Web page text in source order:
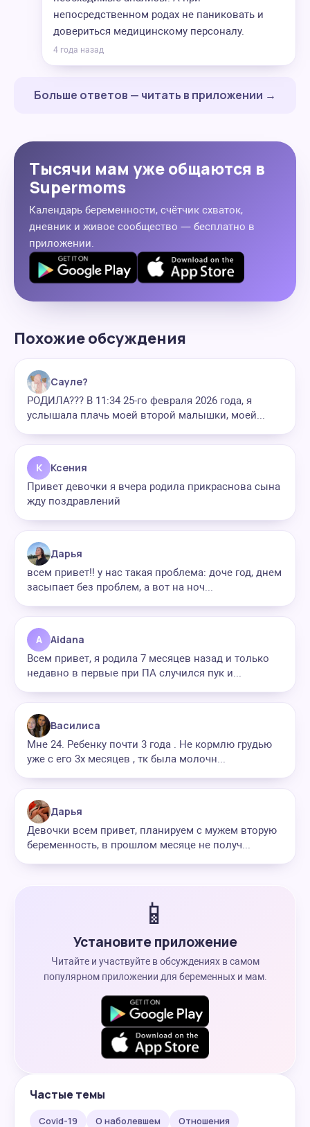
непосредственном родах не паниковать и
довериться медицинскому персоналу.
4 года назад
Больше ответов — читать в приложении →
Тысячи мам уже общаются в
Supermoms
Календарь беременности, счётчик схваток,
дневник и живое сообщество — бесплатно в
приложении.
Похожие обсуждения
Сауле?
РОДИЛА??? В 11:34 25-го февраля 2026 года, я
услышала плачь моей второй малышки, моей...
К Ксения
Привет девочки я вчера родила прикраснова сына
жду поздравлений
Дарья
всем привет!! у нас такая проблема: доче год, днем
засыпает без проблем, а вот на ноч...
A Aidana
Всем привет, я родила 7 месяцев назад и только
недавно в первые при ПА случился пук и...
Василиса
Мне 24. Ребенку почти 3 года . Не кормлю грудью
уже с его 3х месяцев , тк была молочн...
Дарья
Девочки всем привет, планируем с мужем вторую
беременность, в прошлом месяце не получ...
📱
Установите приложение
Читайте и участвуйте в обсуждениях в самом
популярном приложении для беременных и мам.
Частые темы
Covid-19 О наболевшем Отношения